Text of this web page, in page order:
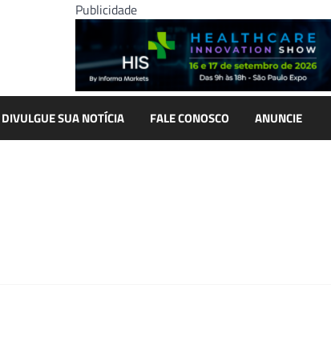
Publicidade
DIVULGUE SUA NOTÍCIA FALE CONOSCO ANUNCIE